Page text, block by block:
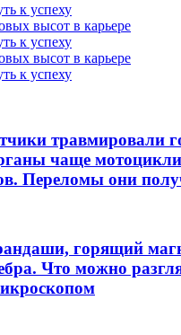
к успеху
высот в карьере
к успеху
высот в карьере
к успеху
травмировали
чаще
Переломы они
горящий
Что можно